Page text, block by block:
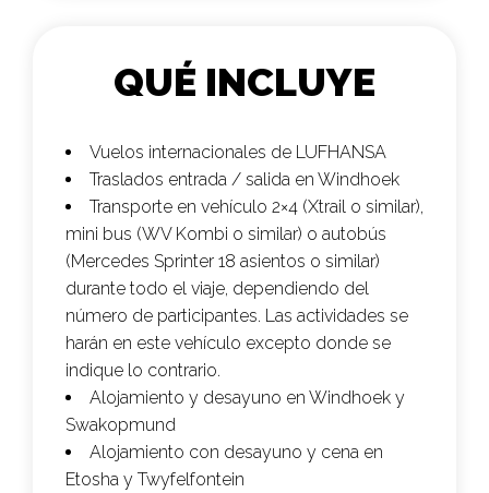
QUÉ INCLUYE
Vuelos internacionales de LUFHANSA
Traslados entrada / salida en Windhoek
Transporte en vehículo 2×4 (Xtrail o similar),
mini bus (WV Kombi o similar) o autobús
(Mercedes Sprinter 18 asientos o similar)
durante todo el viaje, dependiendo del
número de participantes. Las actividades se
harán en este vehículo excepto donde se
indique lo contrario.
Alojamiento y desayuno en Windhoek y
Swakopmund
Alojamiento con desayuno y cena en
Etosha y Twyfelfontein